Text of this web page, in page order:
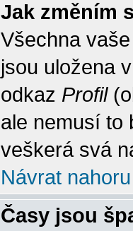
Jak změním
Všechna
jsou uložena
odkaz Profil
ale nemusí to
veškerá svá
Návrat nahoru
Časy jsou